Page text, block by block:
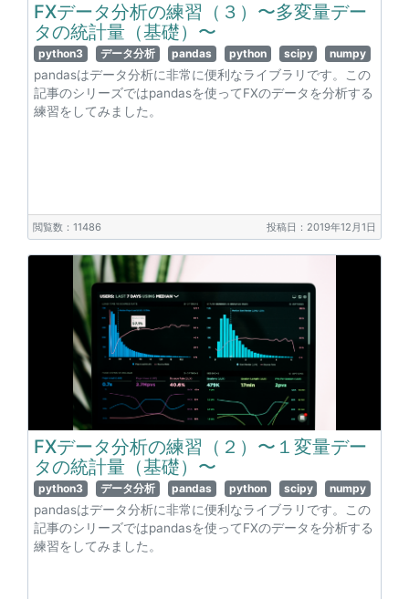
FXデータ分析の練習（３）〜多変量デー
タの統計量（基礎）〜
python3 データ分析 pandas python scipy numpy
pandasはデータ分析に非常に便利なライブラリです。この
記事のシリーズではpandasを使ってFXのデータを分析する
練習をしてみました。
閲覧数：11486 投稿日：2019年12月1日
FXデータ分析の練習（２）〜１変量デー
タの統計量（基礎）〜
python3 データ分析 pandas python scipy numpy
pandasはデータ分析に非常に便利なライブラリです。この
記事のシリーズではpandasを使ってFXのデータを分析する
練習をしてみました。